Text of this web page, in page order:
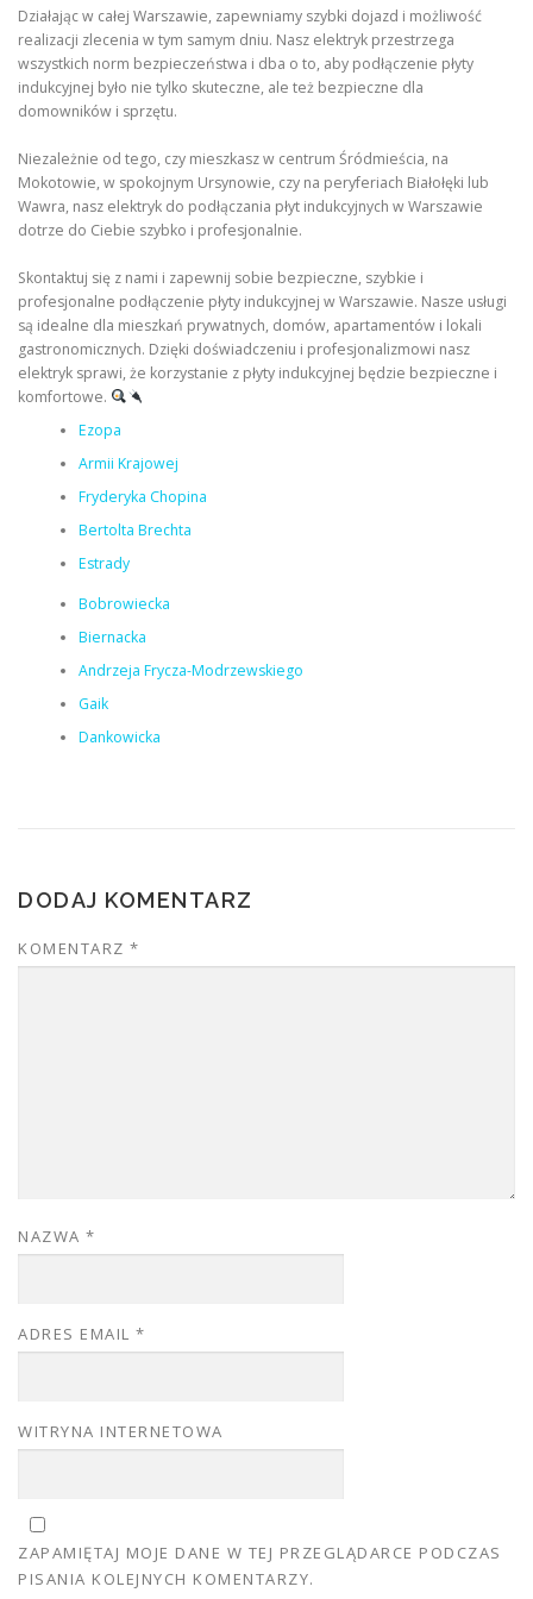
Działając w całej Warszawie, zapewniamy szybki dojazd i możliwość
realizacji zlecenia w tym samym dniu. Nasz elektryk przestrzega
wszystkich norm bezpieczeństwa i dba o to, aby podłączenie płyty
indukcyjnej było nie tylko skuteczne, ale też bezpieczne dla
domowników i sprzętu.
Niezależnie od tego, czy mieszkasz w centrum Śródmieścia, na
Mokotowie, w spokojnym Ursynowie, czy na peryferiach Białołęki lub
Wawra, nasz elektryk do podłączania płyt indukcyjnych w Warszawie
dotrze do Ciebie szybko i profesjonalnie.
Skontaktuj się z nami i zapewnij sobie bezpieczne, szybkie i
profesjonalne podłączenie płyty indukcyjnej w Warszawie. Nasze usługi
są idealne dla mieszkań prywatnych, domów, apartamentów i lokali
gastronomicznych. Dzięki doświadczeniu i profesjonalizmowi nasz
elektryk sprawi, że korzystanie z płyty indukcyjnej będzie bezpieczne i
komfortowe.
Ezopa
Armii Krajowej
Fryderyka Chopina
Bertolta Brechta
Estrady
Bobrowiecka
Biernacka
Andrzeja Frycza-Modrzewskiego
Gaik
Dankowicka
DODAJ KOMENTARZ
KOMENTARZ *
NAZWA *
ADRES EMAIL *
WITRYNA INTERNETOWA
ZAPAMIĘTAJ MOJE DANE W TEJ PRZEGLĄDARCE PODCZAS
PISANIA KOLEJNYCH KOMENTARZY.